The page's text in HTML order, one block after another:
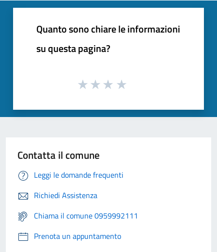
Quanto sono chiare le informazioni
su questa pagina?
Contatta il comune
Leggi le domande frequenti
Richiedi Assistenza
Chiama il comune 0959992111
Prenota un appuntamento